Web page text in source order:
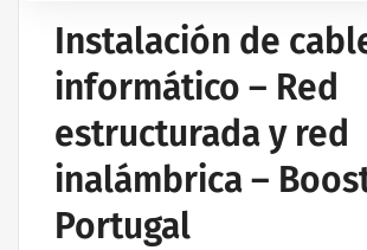
Instalación de
informático – Red
estructurada y red
inalámbrica –
Portugal